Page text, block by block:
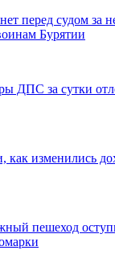
перед судом за
Бурятии
ДПС за сутки
как изменились
пешеход